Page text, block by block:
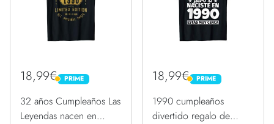
18,99€ PRIME
PRIME
32 años Cumpleaños Las
Leyendas nacen en
18,99€ PRIME
PRIME
1990 cumpleaños
divertido regalo de